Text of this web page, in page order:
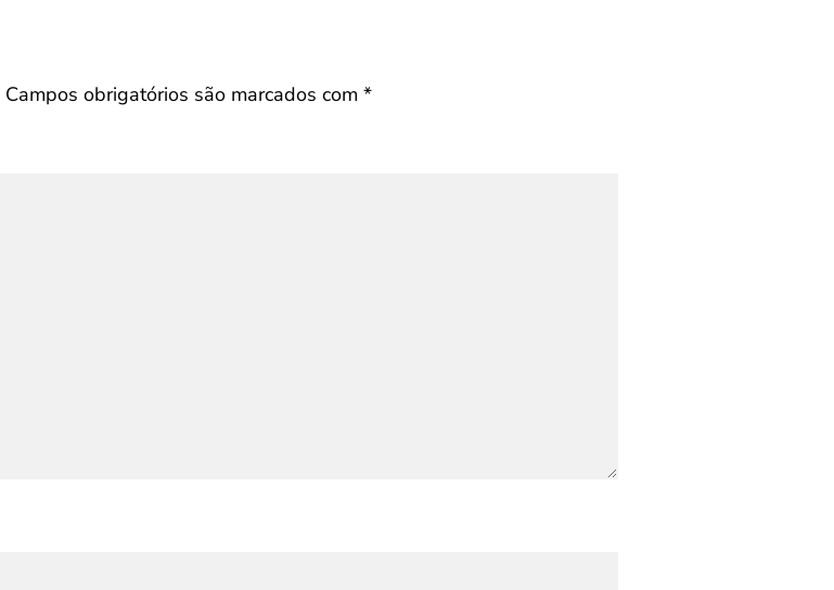
Campos obrigatórios são marcados com *